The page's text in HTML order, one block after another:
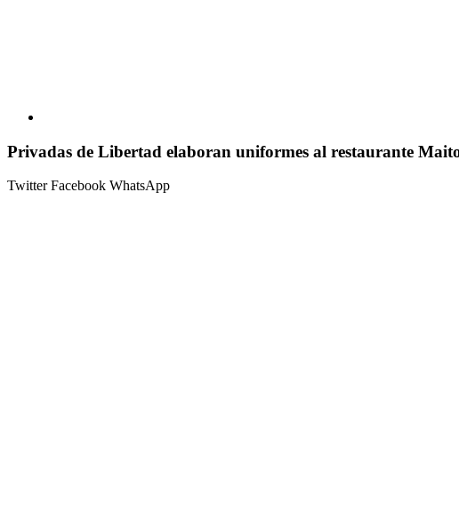
Privadas de Libertad elaboran uniformes al restaurante
TwitterFacebook WhatsApp